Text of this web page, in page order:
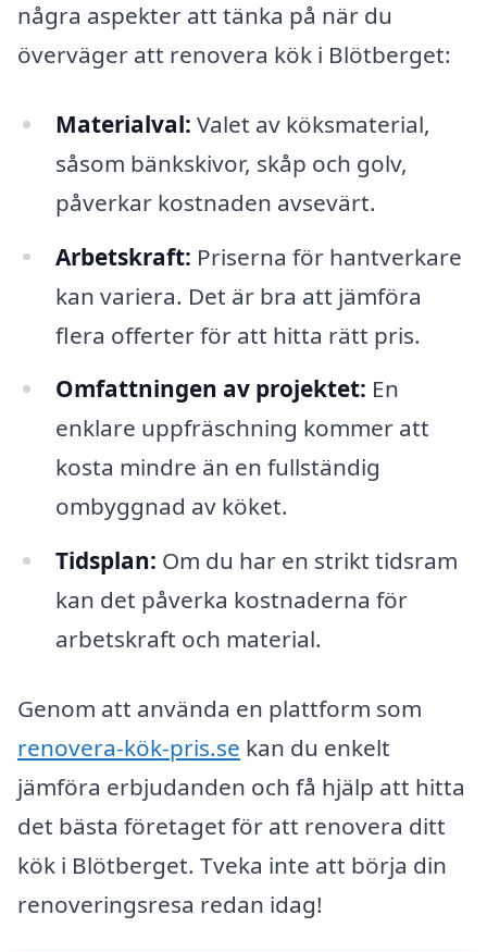
några aspekter att tänka på när du
överväger att renovera kök i Blötberget:
Materialval: Valet av köksmaterial,
såsom bänkskivor, skåp och golv,
påverkar kostnaden avsevärt.
Arbetskraft: Priserna för hantverkare
kan variera. Det är bra att jämföra
flera offerter för att hitta rätt pris.
Omfattningen av projektet: En
enklare uppfräschning kommer att
kosta mindre än en fullständig
ombyggnad av köket.
Tidsplan: Om du har en strikt tidsram
kan det påverka kostnaderna för
arbetskraft och material.
Genom att använda en plattform som
renovera-kök-pris.se kan du enkelt
jämföra erbjudanden och få hjälp att hitta
det bästa företaget för att renovera ditt
kök i Blötberget. Tveka inte att börja din
renoveringsresa redan idag!